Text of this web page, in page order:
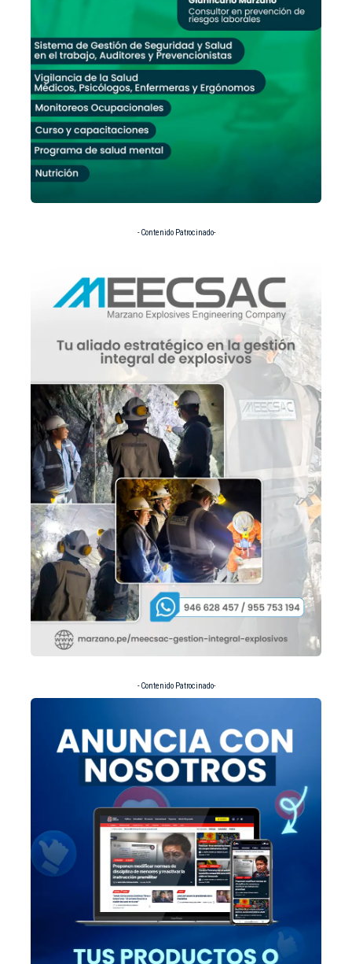
- Contenido Patrocinado-
- Contenido Patrocinado-